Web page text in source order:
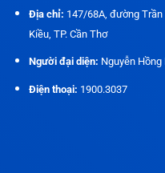
Địa chỉ: 147/68A, đường Trần
Kiều, TP. Cần Thơ
Người đại diện: Nguyễn Hồng
Điện thoại: 1900.3037